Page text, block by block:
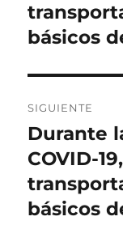
básicos
SIGUIENTE
Entrada
siguiente:
Durante
COVID-
básicos